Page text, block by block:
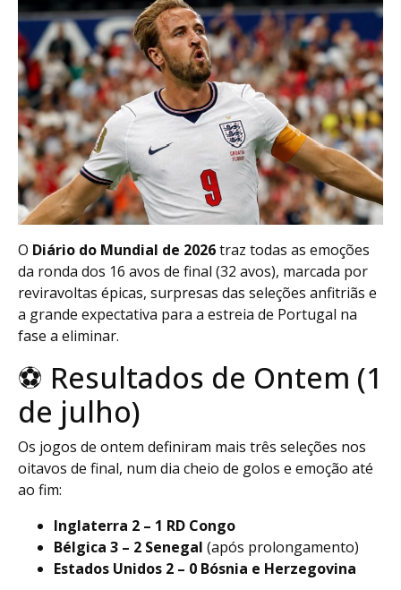
O Diário do Mundial de 2026traz todas as emoções
da ronda dos 16 avos de final (32 avos), marcada por
reviravoltas épicas, surpresas das seleções anfitriãs e
a grande expectativa para a estreia de Portugal na
fase a eliminar.
⚽ Resultados de Ontem (1
de julho)
Os jogos de ontem definiram mais três seleções nos
oitavos de final, num dia cheio de golos e emoção até
ao fim:
Inglaterra 2 – 1 RD Congo
Bélgica 3 – 2 Senegal (após prolongamento)
Estados Unidos 2 – 0 Bósnia e Herzegovina